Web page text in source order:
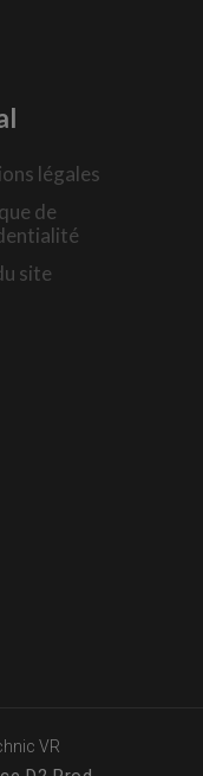
légales
de
site
VR